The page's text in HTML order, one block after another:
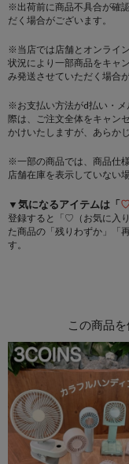
※出荷前に商品不具合が確
だく場合がございます。
※当店では店舗とオンライ
状況により一部商品をキャ
み発送させていただく場合
※お支払い方法がd払い・メ
際は、ご注文全体をキャン
かけいたしますが、あらか
※一部の商品では、商品仕
店舗在庫を表示していない
▼気になるアイテムは「♡
登録すると「♡（お気に入
た商品の「残りわずか」「
す。
この商品